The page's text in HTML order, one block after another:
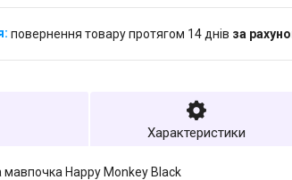
повернення товару протягом 14 днів за
Характеристики
мавпочка Happy Monkey Black